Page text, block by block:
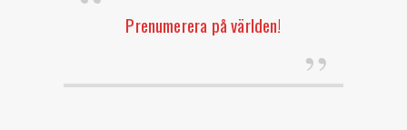
Prenumerera på världen!